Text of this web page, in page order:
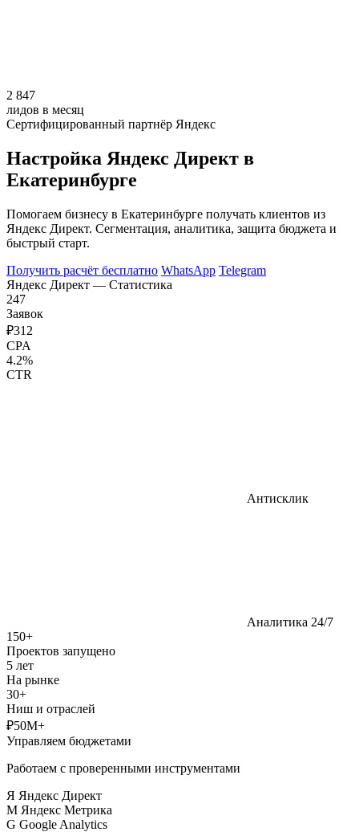
2 847
лидов в месяц
Сертифицированный партнёр Яндекс
Настройка Яндекс Директ в
Екатеринбурге
Помогаем бизнесу в Екатеринбурге получать клиентов из
Яндекс Директ. Сегментация, аналитика, защита бюджета и
быстрый старт.
Получить расчёт бесплатно WhatsApp Telegram
Яндекс Директ — Статистика
247
Заявок
₽312
CPA
4.2%
CTR
Антисклик
Аналитика 24/7
150+
Проектов запущено
5 лет
На рынке
30+
Ниш и отраслей
₽50M+
Управляем бюджетами
Работаем с проверенными инструментами
Я Яндекс Директ
М Яндекс Метрика
G Google Analytics